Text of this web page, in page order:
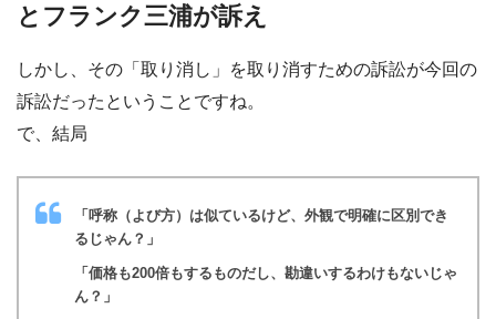
とフランク三浦が訴え
しかし、その「取り消し」を取り消すための訴訟が今回の
訴訟だったということですね。
で、結局
「呼称（よび方）は似ているけど、外観で明確に区別でき
るじゃん？」
「価格も200倍もするものだし、勘違いするわけもないじゃ
ん？」